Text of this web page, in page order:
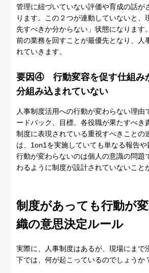
管理に紐づいていない評価や育成の話が
ります。この２つが連動していないと、
先すべきか分からない」状態になります
前の業務を回すことが最優先となり、人
れていきます。
要因④ 行動変容を促す仕組み
分組み込まれていない
人事制度活用への行動が変わらない理由
ードバック、目標、各役職が果たすべき
制度に表現されている重視すべきことの
は、1on1を実施していても単なる報告や
行動が変わらないのは個人の意識の問題
わるように制度が設計されていないこと
制度があっても行動が
織の意思決定ルール
実際に、人事制度はあるが、現場にまで
下では、何が起こっているのでしょうか